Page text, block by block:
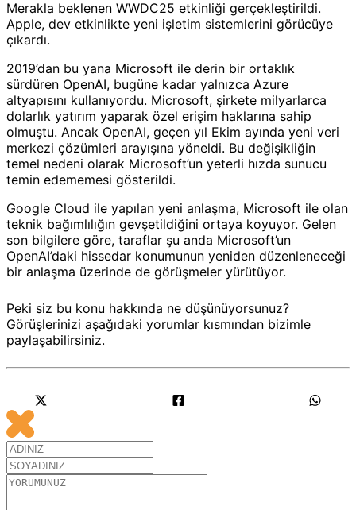
Merakla beklenen WWDC25 etkinliği gerçekleştirildi.
Apple, dev etkinlikte yeni işletim sistemlerini görücüye
çıkardı.
2019’dan bu yana Microsoft ile derin bir ortaklık
sürdüren OpenAI, bugüne kadar yalnızca Azure
altyapısını kullanıyordu. Microsoft, şirkete milyarlarca
dolarlık yatırım yaparak özel erişim haklarına sahip
olmuştu. Ancak OpenAI, geçen yıl Ekim ayında yeni veri
merkezi çözümleri arayışına yöneldi. Bu değişikliğin
temel nedeni olarak Microsoft’un yeterli hızda sunucu
temin edememesi gösterildi.
Google Cloud ile yapılan yeni anlaşma, Microsoft ile olan
teknik bağımlılığın gevşetildiğini ortaya koyuyor. Gelen
son bilgilere göre, taraflar şu anda Microsoft’un
OpenAI’daki hissedar konumunun yeniden düzenleneceği
bir anlaşma üzerinde de görüşmeler yürütüyor.
Peki siz bu konu hakkında ne düşünüyorsunuz?
Görüşlerinizi aşağıdaki yorumlar kısmından bizimle
paylaşabilirsiniz.